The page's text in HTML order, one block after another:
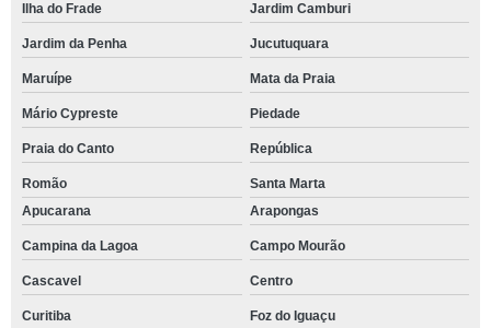
Ilha do Frade Jardim Camburi
Jardim da Penha Jucutuquara
Maruípe Mata da Praia
Mário Cypreste Piedade
Praia do Canto República
Romão
Santa Marta
Apucarana
Arapongas
Campina da Lagoa Campo Mourão
Cascavel Centro
Curitiba Foz do Iguaçu